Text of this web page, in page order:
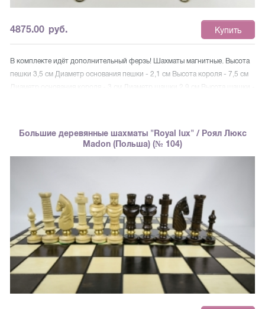
4875.00 руб. Купить
В комплекте идёт дополнительный ферзь! Шахматы магнитные. Высота
пешки 3,5 см Диаметр основания пешки - 2,1 см Высота короля - 7,5 см
Диаметр основания короля - 3 см Диаметр шашки 2,9 см Высота шашки -
Большие деревянные шахматы "Royal lux" / Роял Люкс
Madon (Польша) (№ 104)